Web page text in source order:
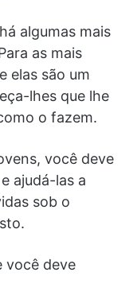
algumas mais
as mais
elas são um
lhes que lhe
o fazem.
você deve
ajudá-las a
sob o
você deve